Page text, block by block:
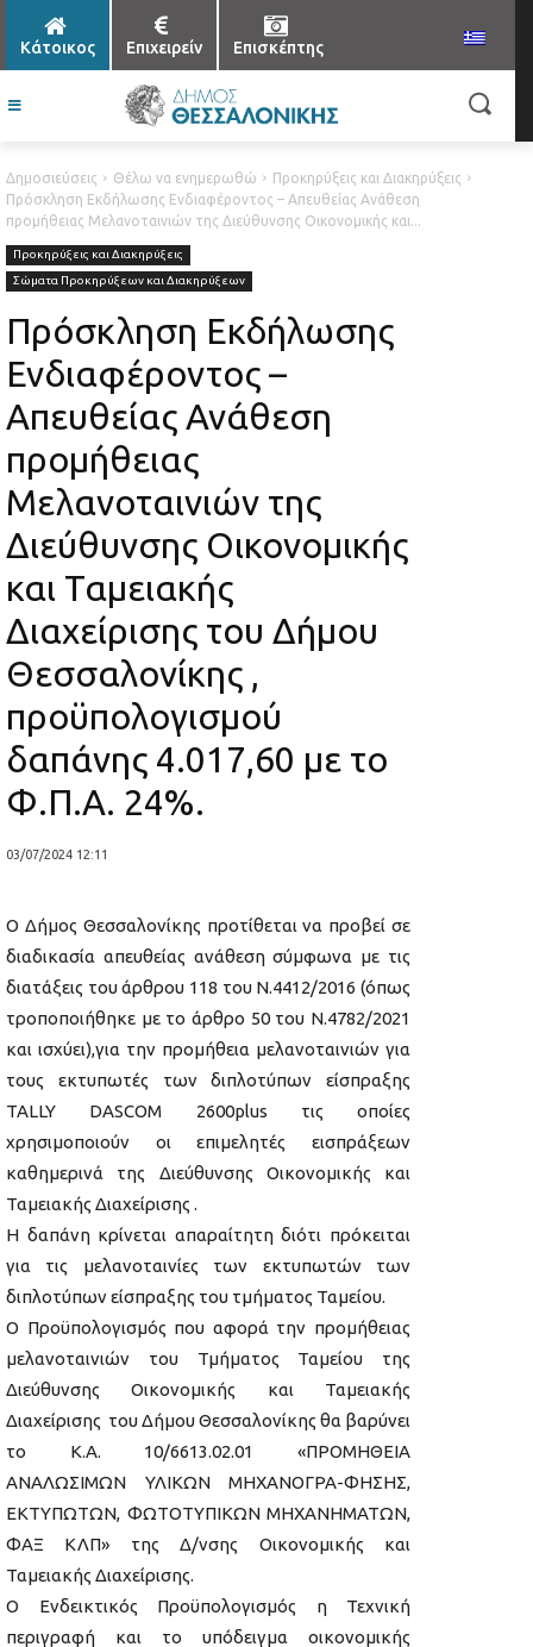
Κάτοικος Επιχειρείν Επισκέπτης
Δημοσιεύσεις Θέλω να ενημερωθώ
Προκηρύξεις και Διακηρύξεις
Πρόσκληση Εκδήλωσης Ενδιαφέροντος – Απευθείας Ανάθεση
προμήθειας Μελανοταινιών της Διεύθυνσης Οικονομικής και...
Προκηρύξεις και Διακηρύξεις
Σώματα Προκηρύξεων και Διακηρύξεων
Πρόσκληση Εκδήλωσης
Ενδιαφέροντος –
Απευθείας Ανάθεση
προμήθειας
Μελανοταινιών της
Διεύθυνσης Οικονομικής
και Ταμειακής
Διαχείρισης του Δήμου
Θεσσαλονίκης ,
προϋπολογισμού
δαπάνης 4.017,60 με το
Φ.Π.Α. 24%.
03/07/2024 12:11
Ο Δήμος Θεσσαλονίκης προτίθεται να προβεί σε
διαδικασία απευθείας ανάθεση σύμφωνα με τις
διατάξεις του άρθρου 118 του Ν.4412/2016 (όπως
τροποποιήθηκε με το άρθρο 50 του Ν.4782/2021
και ισχύει),για την προμήθεια μελανοταινιών για
τους εκτυπωτές των διπλοτύπων είσπραξης
TALLY DASCOM 2600plus τις οποίες
χρησιμοποιούν οι επιμελητές εισπράξεων
καθημερινά της Διεύθυνσης Οικονομικής και
Ταμειακής Διαχείρισης .
Η δαπάνη κρίνεται απαραίτητη διότι πρόκειται
για τις μελανοταινίες των εκτυπωτών των
διπλοτύπων είσπραξης του τμήματος Ταμείου.
Ο Προϋπολογισμός που αφορά την προμήθειας
μελανοταινιών του Τμήματος Ταμείου της
Διεύθυνσης Οικονομικής και Ταμειακής
Διαχείρισης του Δήμου Θεσσαλονίκης θα βαρύνει
το Κ.Α. 10/6613.02.01 «ΠΡΟΜΗΘΕΙΑ
ΑΝΑΛΩΣΙΜΩΝ ΥΛΙΚΩΝ ΜΗΧΑΝΟΓΡΑ-ΦΗΣΗΣ,
ΕΚΤΥΠΩΤΩΝ, ΦΩΤΟΤΥΠΙΚΩΝ ΜΗΧΑΝΗΜΑΤΩΝ,
ΦΑΞ ΚΛΠ» της Δ/νσης Οικονομικής και
Ταμειακής Διαχείρισης.
Ο Ενδεικτικός Προϋπολογισμός η Τεχνική
περιγραφή και το υπόδειγμα οικονομικής